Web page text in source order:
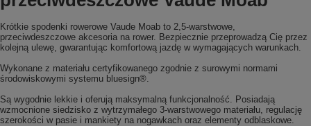
Krótkie spodenki rowerowe Vaude Moab to 2,5-warstwowe,
przeciwdeszczowe akcesoria na rower. Bezpiecznie przeprowadzą Cię przez
kolejną ulewę, gwarantując komfortową jazdę w wymagających warunkach.
Wykonane z materiału certyfikowanego zgodnie z surowymi normami
środowiskowymi systemu bluesign®.
Są wygodnie lekkie i oferują maksymalną funkcjonalność. Posiadają
wzmocnione siedzisko z wytrzymałego 3-warstwowego materiału, regulację
szerokości w pasie i mankiety na nogawkach oraz elementy odblaskowe.